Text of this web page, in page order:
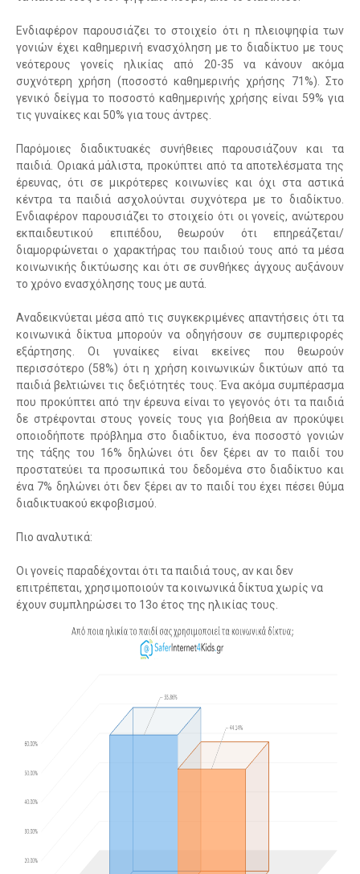
Ενδιαφέρον παρουσιάζει το στοιχείο ότι η πλειοψηφία των
γονιών έχει καθημερινή ενασχόληση με το διαδίκτυο με τους
νεότερους γονείς ηλικίας από 20-35 να κάνουν ακόμα
συχνότερη χρήση (ποσοστό καθημερινής χρήσης 71%). Στο
γενικό δείγμα το ποσοστό καθημερινής χρήσης είναι 59% για
τις γυναίκες και 50% για τους άντρες.
Παρόμοιες διαδικτυακές συνήθειες παρουσιάζουν και τα
παιδιά. Οριακά μάλιστα, προκύπτει από τα αποτελέσματα της
έρευνας, ότι σε μικρότερες κοινωνίες και όχι στα αστικά
κέντρα τα παιδιά ασχολούνται συχνότερα με το διαδίκτυο.
Ενδιαφέρον παρουσιάζει το στοιχείο ότι οι γονείς, ανώτερου
εκπαιδευτικού επιπέδου, θεωρούν ότι επηρεάζεται/
διαμορφώνεται ο χαρακτήρας του παιδιού τους από τα μέσα
κοινωνικής δικτύωσης και ότι σε συνθήκες άγχους αυξάνουν
το χρόνο ενασχόλησης τους με αυτά.
Αναδεικνύεται μέσα από τις συγκεκριμένες απαντήσεις ότι τα
κοινωνικά δίκτυα μπορούν να οδηγήσουν σε συμπεριφορές
εξάρτησης. Οι γυναίκες είναι εκείνες που θεωρούν
περισσότερο (58%) ότι η χρήση κοινωνικών δικτύων από τα
παιδιά βελτιώνει τις δεξιότητές τους. Ένα ακόμα συμπέρασμα
που προκύπτει από την έρευνα είναι το γεγονός ότι τα παιδιά
δε στρέφονται στους γονείς τους για βοήθεια αν προκύψει
οποιοδήποτε πρόβλημα στο διαδίκτυο, ένα ποσοστό γονιών
της τάξης του 16% δηλώνει ότι δεν ξέρει αν το παιδί του
προστατεύει τα προσωπικά του δεδομένα στο διαδίκτυο και
ένα 7% δηλώνει ότι δεν ξέρει αν το παιδί του έχει πέσει θύμα
διαδικτυακού εκφοβισμού.
Πιο αναλυτικά:
Οι γονείς παραδέχονται ότι τα παιδιά τους, αν και δεν
επιτρέπεται, χρησιμοποιούν τα κοινωνικά δίκτυα χωρίς να
έχουν συμπληρώσει το 13ο έτος της ηλικίας τους.